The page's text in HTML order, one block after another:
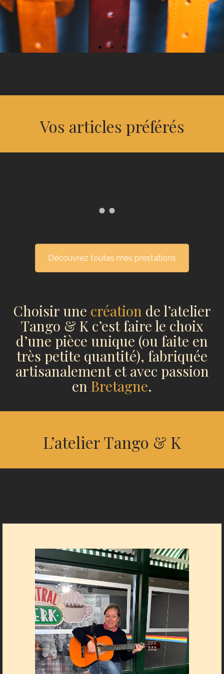
Vos articles préférés
Découvrez toutes mes prestations
Choisir une création de l’atelier
Tango & K c’est faire le choix
d’une pièce unique (ou faite en
très petite quantité), fabriquée
artisanalement et avec passion
en Bretagne.
L’atelier Tango & K